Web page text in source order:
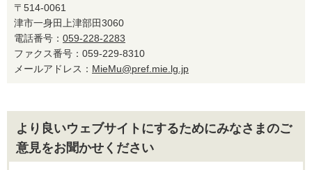
〒514-0061
津市一身田上津部田3060
電話番号： 059-228-2283
ファクス番号：059-229-8310
メールアドレス： MieMu@pref.mie.lg.jp
より良いウェブサイトにするためにみなさまのご
意見をお聞かせください